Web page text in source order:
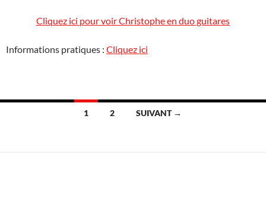
Cliquez ici pour voir Christophe en duo guitares
Informations pratiques : Cliquez ici
articles
1 2 SUIVANT →